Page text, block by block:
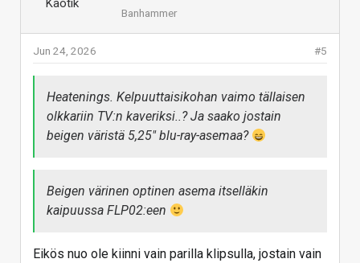
Banhammer
#5
Jun 24, 2026
Heatenings. Kelpuuttaisikohan vaimo tällaisen
olkkariin TV:n kaveriksi..? Ja saako jostain
beigen väristä 5,25" blu-ray-asemaa?
Beigen värinen optinen asema itselläkin
kaipuussa FLP02:een
Eikös nuo ole kiinni vain parilla klipsulla, jostain vain